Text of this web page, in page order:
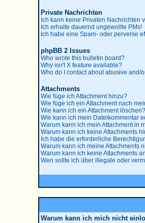
Private Nachrichten
Ich kann keine Privaten Nachrichten
Ich erhalte dauernd ungewollte PMs!
Ich habe eine Spam- oder perverse
phpBB 2 Issues
Who wrote this bulletin board?
Why isn't X feature available?
Who do I contact about abusive and/
Attachments
Wie füge ich Attachment hinzu?
Wie füge ich ein Attachment nach
Wie kann ich ein Attachment löschen?
Wie kann ich mein Dateikommentar
Warum kann ich mein Attachment in
Warum kann ich keine Attachments
Ich habe die erforderliche
Warum kann ich meine Attachments
Warum kann ich keine Attachments
Wen sollte ich über illegale oder
Warum kann ich mich nicht